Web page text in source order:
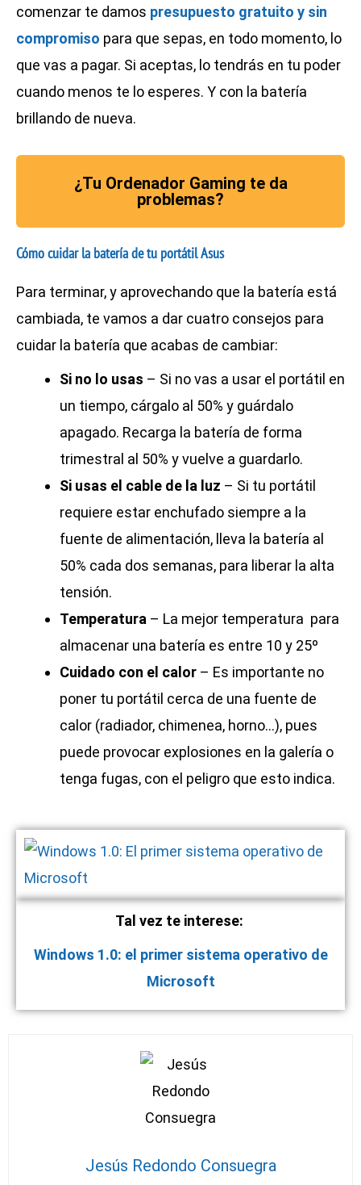
comenzar te damos presupuesto gratuito y sin
compromiso para que sepas, en todo momento, lo
que vas a pagar. Si aceptas, lo tendrás en tu poder
cuando menos te lo esperes. Y con la batería
brillando de nueva.
¿Tu Ordenador Gaming te da
problemas?
Cómo cuidar la batería de tu portátil Asus
Para terminar, y aprovechando que la batería está
cambiada, te vamos a dar cuatro consejos para
cuidar la batería que acabas de cambiar:
Si no lo usas – Si no vas a usar el portátil en
un tiempo, cárgalo al 50% y guárdalo
apagado. Recarga la batería de forma
trimestral al 50% y vuelve a guardarlo.
Si usas el cable de la luz – Si tu portátil
requiere estar enchufado siempre a la
fuente de alimentación, lleva la batería al
50% cada dos semanas, para liberar la alta
tensión.
Temperatura – La mejor temperatura para
almacenar una batería es entre 10 y 25º
Cuidado con el calor – Es importante no
poner tu portátil cerca de una fuente de
calor (radiador, chimenea, horno…), pues
puede provocar explosiones en la galería o
tenga fugas, con el peligro que esto indica.
Tal vez te interese:
Windows 1.0: el primer sistema operativo de
Microsoft
Jesús Redondo Consuegra